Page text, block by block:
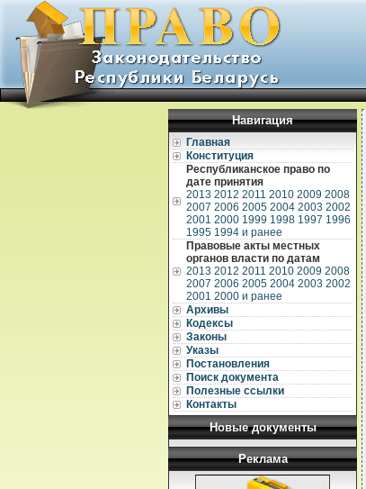
Навигация
Главная
Конституция
Республиканское право по
дате принятия
2013 2012 2011 2010 2009 2008
2007 2006 2005 2004 2003 2002
2001 2000 1999 1998 1997 1996
1995 1994 и ранее
Правовые акты местных
органов власти по датам
2013 2012 2011 2010 2009 2008
2007 2006 2005 2004 2003 2002
2001 2000 и ранее
Архивы
Кодексы
Законы
Указы
Постановления
Поиск документа
Полезные ссылки
Контакты
Новые документы
Реклама